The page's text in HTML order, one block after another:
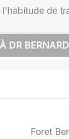
de
DR
Foret